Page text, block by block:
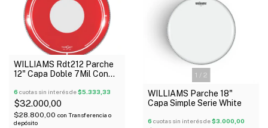
WILLIAMS Rdt212 Parche
12" Capa Doble 7Mil Con
Dot
6 cuotas sin interés de$5.333,33
$32.000,00
$28.800,00 con Transferencia o
depósito
1 / 2
WILLIAMS Parche 18"
Capa Simple Serie White
6 cuotas sin interés de$3.000,00